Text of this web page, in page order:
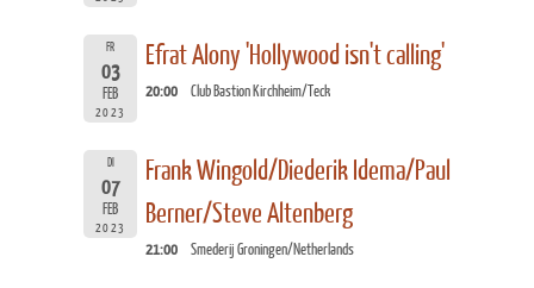
FR
03
FEB
2023
Efrat Alony 'Hollywood isn't calling'
20:00 Club Bastion Kirchheim/Teck
DI
07
FEB
2023
Frank Wingold/Diederik Idema/Paul
Berner/Steve Altenberg
21:00 Smederij Groningen/Netherlands